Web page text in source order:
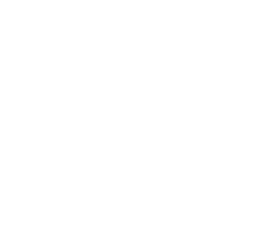
cookies fra tredjeparter til at
dine præferencer samt til brug